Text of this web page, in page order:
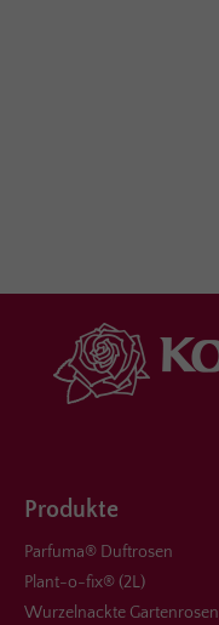
Produkte
Parfuma® Duftrosen
Plant-o-fix® (2L)
Wurzelnackte Gartenrosen